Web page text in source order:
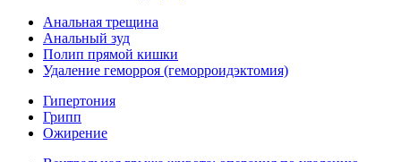
Анальная трещина
Анальный зуд
Полип прямой кишки
Удаление геморроя (геморроидэктомия)
Гипертония
Грипп
Ожирение